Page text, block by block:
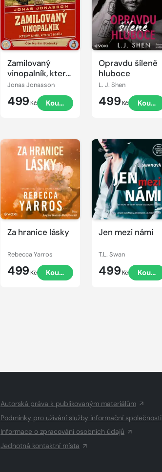
Zamilovaný
vinopalník, který
uměl kydat hnůj
Jonas Jonasson
499 Kč Koupit
Opravdu šíleně
hluboce
L. J. Shen
499 Kč Koupit
Za hranice lásky
Rebecca Yarros
499 Kč Koupit
Přehrát
Jen mezi námi
T.L. Swan
499 Kč Koupit
Přehrát
ukázku
Autorská práva k publikovaným materiálům
Podmínky pro užívání služby informační společnosti
Informace o zpracování osobních údajů
Jednotná kontaktní místa